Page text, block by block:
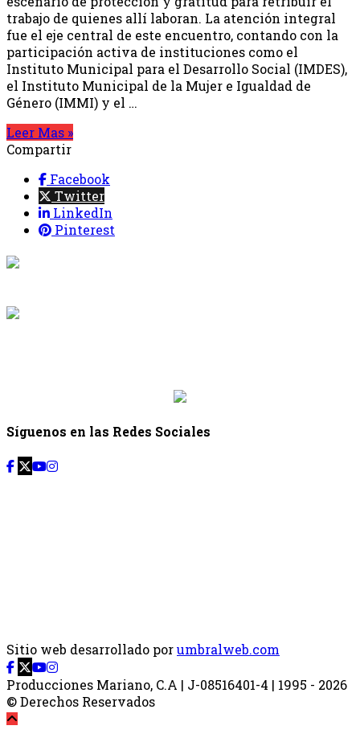
trabajo de quienes allí laboran. La atención integral
fue el eje central de este encuentro, contando con la
participación activa de instituciones como el
Instituto Municipal para el Desarrollo Social (IMDES),
el Instituto Municipal de la Mujer e Igualdad de
Género (IMMI) y el …
Leer Mas »
Compartir
Facebook
Twitter
LinkedIn
Pinterest
Síguenos en las Redes Sociales
Sitio web desarrollado porumbralweb.com
Producciones Mariano, C.A | J-08516401-4 | 1995 - 2026
© Derechos Reservados